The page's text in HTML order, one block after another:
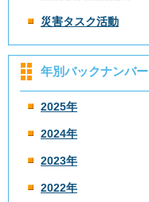
災害タスク活動
年別バックナンバー
2025年
2024年
2023年
2022年